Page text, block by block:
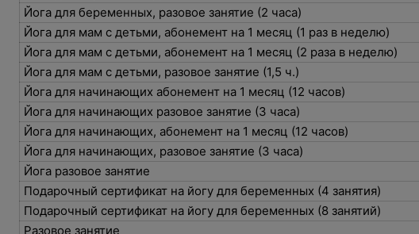
Йога для беременных, разовое занятие (2 часа)
Йога для мам с детьми, абонемент на 1 месяц (1 раз в неделю)
Йога для мам с детьми, абонемент на 1 месяц (2 раза в неделю)
Йога для мам с детьми, разовое занятие (1,5 ч.)
Йога для начинающих абонемент на 1 месяц (12 часов)
Йога для начинающих разовое занятие (3 часа)
Йога для начинающих, абонемент на 1 месяц (12 часов)
Йога для начинающих, разовое занятие (3 часа)
Йога разовое занятие
Подарочный сертификат на йогу для беременных (4 занятия)
Подарочный сертификат на йогу для беременных (8 занятий)
Разовое занятие